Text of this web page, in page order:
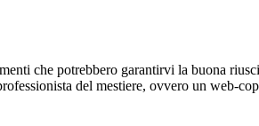
che potrebbero garantirvi la buona
del mestiere, ovvero un web-